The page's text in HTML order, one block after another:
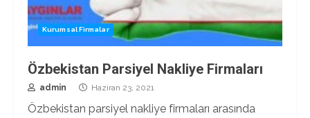
Kurumsal Firmalar
Özbekistan Parsiyel Nakliye Firmaları
admin Haziran 23, 2021
Özbekistan parsiyel nakliye firmaları arasında